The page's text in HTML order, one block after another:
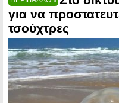
για να
τσούχτρες